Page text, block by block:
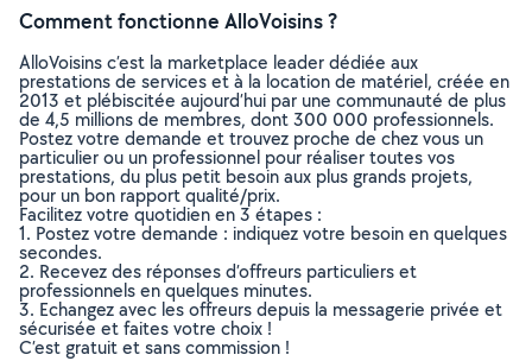
Comment fonctionne AlloVoisins ?
AlloVoisins c’est la marketplace leader dédiée aux
prestations de services et à la location de matériel, créée en
2013 et plébiscitée aujourd’hui par une communauté de plus
de 4,5 millions de membres, dont 300 000 professionnels.
Postez votre demande et trouvez proche de chez vous un
particulier ou un professionnel pour réaliser toutes vos
prestations, du plus petit besoin aux plus grands projets,
pour un bon rapport qualité/prix.
Facilitez votre quotidien en 3 étapes :
1. Postez votre demande : indiquez votre besoin en quelques
secondes.
2. Recevez des réponses d’offreurs particuliers et
professionnels en quelques minutes.
3. Echangez avec les offreurs depuis la messagerie privée et
sécurisée et faites votre choix !
C’est gratuit et sans commission !